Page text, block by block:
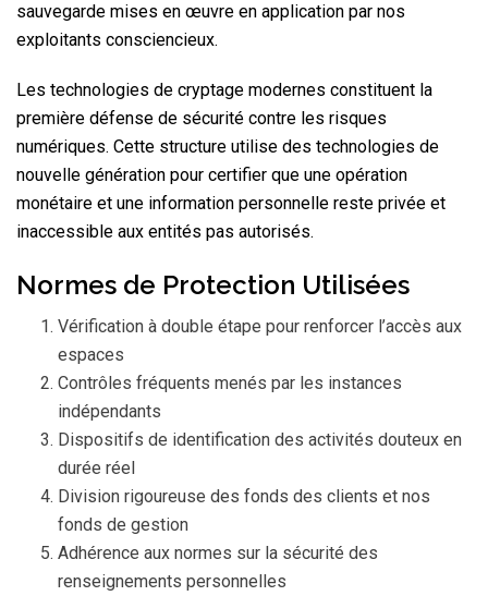
sauvegarde mises en œuvre en application par nos
exploitants consciencieux.
Les technologies de cryptage modernes constituent la
première défense de sécurité contre les risques
numériques. Cette structure utilise des technologies de
nouvelle génération pour certifier que une opération
monétaire et une information personnelle reste privée et
inaccessible aux entités pas autorisés.
Normes de Protection Utilisées
Vérification à double étape pour renforcer l’accès aux
espaces
Contrôles fréquents menés par les instances
indépendants
Dispositifs de identification des activités douteux en
durée réel
Division rigoureuse des fonds des clients et nos
fonds de gestion
Adhérence aux normes sur la sécurité des
renseignements personnelles